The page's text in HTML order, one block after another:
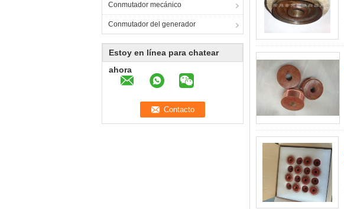
Conmutador mecánico
Conmutador del generador
Estoy en línea para chatear
ahora